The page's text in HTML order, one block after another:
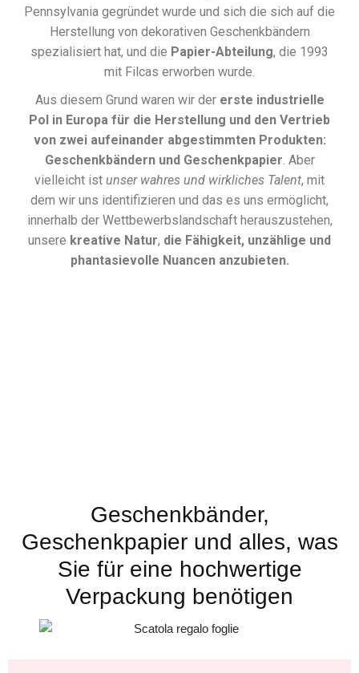
Pennsylvania gegründet wurde und sich die sich auf die
Herstellung von dekorativen Geschenkbändern
spezialisiert hat, und die Papier-Abteilung, die 1993
mit Filcas erworben wurde.
Aus diesem Grund waren wir der erste industrielle
Pol in Europa für die Herstellung und den Vertrieb
von zwei aufeinander abgestimmten Produkten:
Geschenkbändern und Geschenkpapier . Aber
vielleicht ist unser wahres und wirkliches Talent, mit
dem wir uns identifizieren und das es uns ermöglicht,
innerhalb der Wettbewerbslandschaft herauszustehen,
unsere kreative Natur, die Fähigkeit, unzählige und
phantasievolle Nuancen anzubieten.
Geschenkbänder,
Geschenkpapier und alles, was
Sie für eine hochwertige
Verpackung benötigen